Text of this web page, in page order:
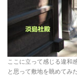
ここに立って感じる違和
と思って敷地を眺めてみた